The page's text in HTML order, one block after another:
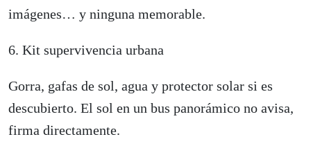
imágenes… y ninguna memorable.
6. Kit supervivencia urbana
Gorra, gafas de sol, agua y protector solar si es
descubierto. El sol en un bus panorámico no avisa,
firma directamente.